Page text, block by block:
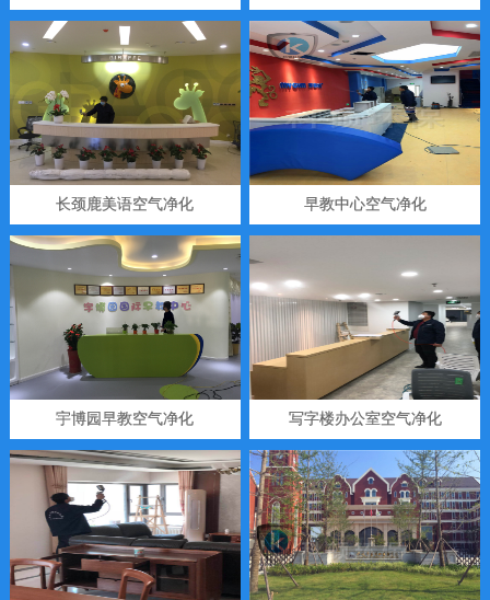
长颈鹿美语空气净化 早教中心空气净化
宇博园早教空气净化 写字楼办公室空气净化